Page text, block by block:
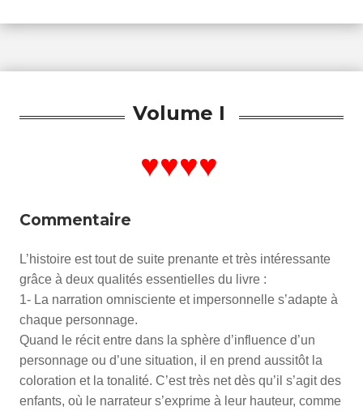
Volume I
♥♥♥♥
Commentaire
L’histoire est tout de suite prenante et très intéressante
grâce à deux qualités essentielles du livre :
1- La narration omnisciente et impersonnelle s’adapte à
chaque personnage.
Quand le récit entre dans la sphère d’influence d’un
personnage ou d’une situation, il en prend aussitôt la
coloration et la tonalité. C’est très net dès qu’il s’agit des
enfants, où le narrateur s’exprime à leur hauteur, comme